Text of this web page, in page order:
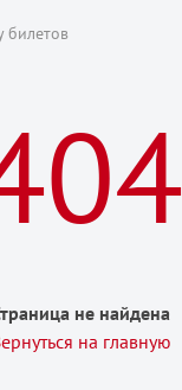
билетов
не найдена
на главную